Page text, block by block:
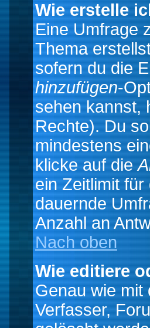
Wie erstelle
Eine Umfrage
Thema
sofern du die
hinzufügen-
sehen kannst,
Rechte). Du
mindestens
klicke auf die
ein Zeitlimit
dauernde
Anzahl an
Nach oben
Wie editiere
Genau wie mit
Verfasser,